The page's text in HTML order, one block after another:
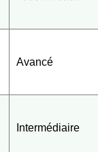
Avancé
Intermédiaire